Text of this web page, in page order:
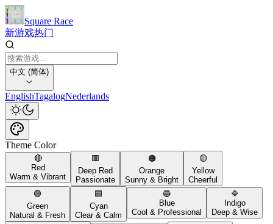
Square Race
新游戏热门
中文 (简体)
EnglishTagalogNederlands
Theme Color
🔴
Red
Warm & Vibrant
🟥
Deep Red
Passionate
🟠
Orange
Sunny & Bright
🟡
Yellow
Cheerful
🟢
Green
Natural & Fresh
🟦
Cyan
Clear & Calm
🔵
Blue
Cool & Professional
🔷
Indigo
Deep & Wise